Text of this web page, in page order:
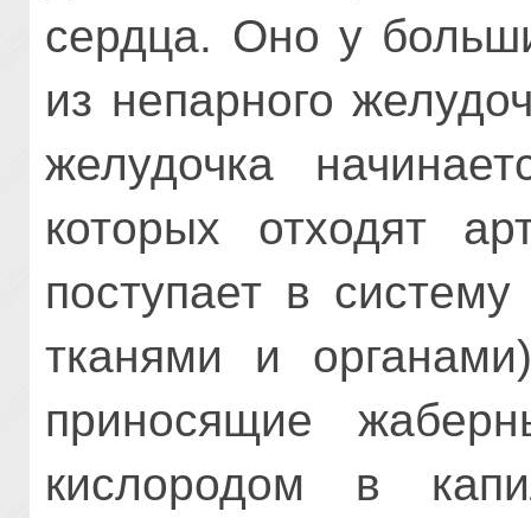
сердца. Оно у
из непарного
желудочка
которых отходят
поступает в
тканями и
приносящие
кислородом в